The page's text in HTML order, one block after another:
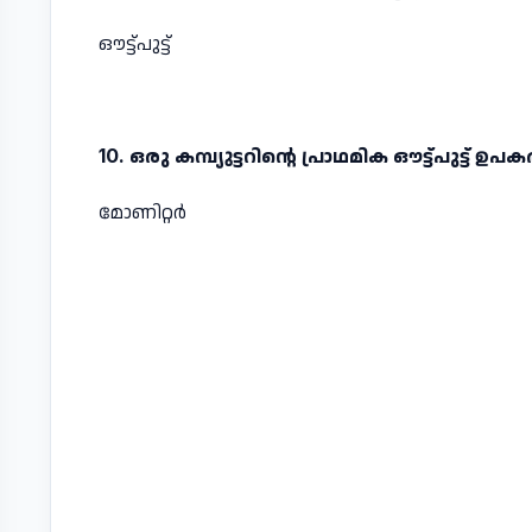
ഔട്ട്പുട്ട്
10. ഒരു കമ്പ്യുട്ടറിന്റെ പ്രാഥമിക ഔട്ട്പുട്ട്
മോണിറ്റര്‍